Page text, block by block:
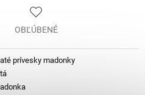
OBĽÚBENÉ
prívesky madonky